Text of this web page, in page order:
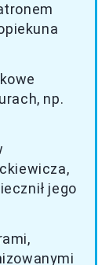
np.
jego